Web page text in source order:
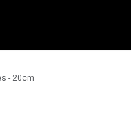
- 20cm